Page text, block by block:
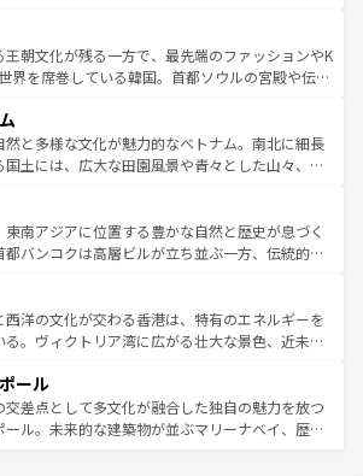
わってほしい。 なお、新着のハワイ情報
ンツ一覧を参照してほしい。
クティビティも充実しており、サーフィンやダイ
ハイキングなど、アウトドア好きにはたまらな
ストラリアの多彩な魅力を存分に味わいつくそ
しい。
つな山岳地帯である台湾東部など、都市の喧騒
静けさが共存しており、訪れる人に新しい発見と
たらしてくれる。また、奥深い台湾の食文化も魅
と評判のスイーツなど、バラエティ豊かな料理
が味わえる。 なお、新着の台湾情報は コンテンツ一覧を参
しい。
王朝文化が残る一方で、最先端のファッションやK
界を席巻している韓国。首都ソウルの宮殿や伝統
足を延ばせば四季折々の自然美を楽しむことが
そして、キムチや焼肉、絶品のストリートフード
まざまな韓国料理が待っている。夜には、韓国な
包まれながら、韓国の多彩な魅力を心ゆくまで味
わってみてほしい。 なお、新着の韓国情報はコンテンツ一
してほしい。
然と多様な文化が魅力的なベトナム。南北に細長
国土には、広大な田園風景や青々とした山々、世
展と共に伝統が息づく。ハノイの古い町並みやホ
市のフランス統治時代の建物も、独特の雰囲気を
ている。また、バラエティの豊かさとおいしさで
ォーやバインミー、ベトナムコーヒーなどは、ぜ
味わいたい。どの地域を訪れてもあたたかい人々
を迎えてくれるので、きっと忘れられない旅にな
しい。
東南アジアに位置する豊かな自然と歴史が息づく
都バンコクは高層ビルが立ち並ぶ一方、伝統的な
交差している。北部ではチェンマイなどの山岳地
と触れ合い、南部ではプーケットやクラビの美し
でリゾート気分を楽しむことができる。タイ料理
気候は一年中温暖で、どの季節にも異なる楽しみ
いる。親しみやすいタイの人々、仏教を中心とし
そして多様な観光資源が、訪れる旅人を魅了し続
西洋の文化が交わる香港は、特有のエネルギーを
る。ヴィクトリア湾に広がる壮大な景色、近未来
を訪れても感動するはず。観光スポットが密集し
効率よく見どころを回れるのも魅力。息をのむよ
から文化的な体験まで、香港を存分に楽しみ尽く
ール
交差点として多文化が融合した独自の魅力を放つ
ール。未来的な建築物が並ぶマリーナベイ、歴史